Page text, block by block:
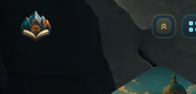
アップ